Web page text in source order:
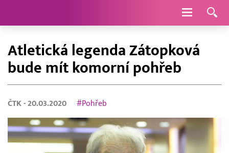
Navigace
Atletická legenda Zátopková
bude mít komorní pohřeb
ČTK - 20.03.2020 #Pohřeb